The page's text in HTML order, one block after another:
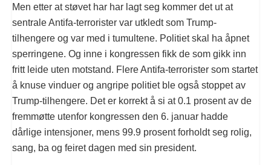
Men etter at støvet har har lagt seg kommer det ut at
sentrale Antifa-terrorister var utkledt som Trump-
tilhengere og var med i tumultene. Politiet skal ha åpnet
sperringene. Og inne i kongressen fikk de som gikk inn
fritt leide uten motstand. Flere Antifa-terrorister som startet
å knuse vinduer og angripe politiet ble også stoppet av
Trump-tilhengere. Det er korrekt å si at 0.1 prosent av de
fremmøtte utenfor kongressen den 6. januar hadde
dårlige intensjoner, mens 99.9 prosent forholdt seg rolig,
sang, ba og feiret dagen med sin president.